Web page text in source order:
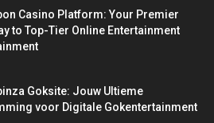
Casino Platform: Your Premier
to Top-Tier Online Entertainment
Goksite: Jouw Ultieme
voor Digitale Gokentertainment